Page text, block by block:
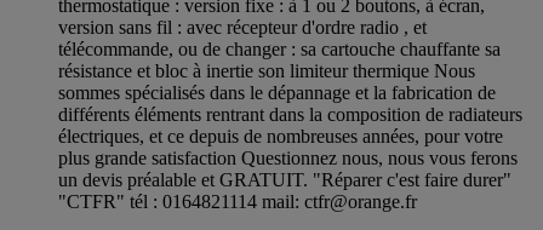
thermostatique : version fixe : à 1 ou 2 boutons, à écran,
version sans fil : avec récepteur d'ordre radio , et
télécommande, ou de changer : sa cartouche chauffante sa
résistance et bloc à inertie son limiteur thermique Nous
sommes spécialisés dans le dépannage et la fabrication de
différents éléments rentrant dans la composition de radiateurs
électriques, et ce depuis de nombreuses années, pour votre
plus grande satisfaction Questionnez nous, nous vous ferons
un devis préalable et GRATUIT. "Réparer c'est faire durer"
"CTFR" tél : 0164821114 mail: ctfr@orange.fr